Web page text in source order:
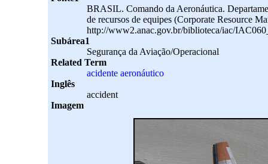
BRASIL. Comando da Aeronáutica.
de recursos de equipes (Corporate Resource
http://www2.anac.gov.br/biblioteca/iac/
Subárea1
Segurança da Aviação/Operacional
Related Term
acidente aeronáutico
Inglês
accident
Imagem